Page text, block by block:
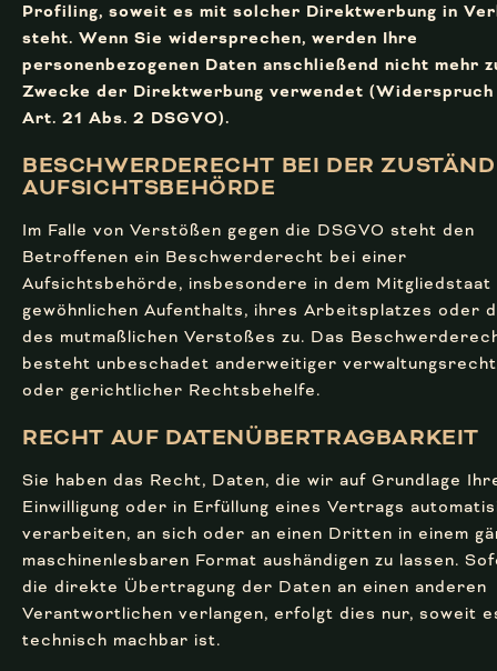
Profiling, soweit es mit solcher Direktwerbung in
steht. Wenn Sie widersprechen, werden Ihre
personenbezogenen Daten anschließend nicht mehr
Zwecke der Direktwerbung verwendet (Widerspruch
Art. 21 Abs. 2 DSGVO).
BESCHWERDE­RECHT BEI DER
AUFSICHTS­BEHÖRDE
Im Falle von Verstößen gegen die DSGVO steht den
Betroffenen ein Beschwerderecht bei einer
Aufsichtsbehörde, insbesondere in dem Mitgliedstaat
gewöhnlichen Aufenthalts, ihres Arbeitsplatzes oder
des mutmaßlichen Verstoßes zu. Das
besteht unbeschadet anderweitiger
oder gerichtlicher Rechtsbehelfe.
RECHT AUF DATEN­ÜBERTRAG­BARKEIT
Sie haben das Recht, Daten, die wir auf Grundlage
Einwilligung oder in Erfüllung eines Vertrags
verarbeiten, an sich oder an einen Dritten in einem
maschinenlesbaren Format aushändigen zu lassen.
die direkte Übertragung der Daten an einen anderen
Verantwortlichen verlangen, erfolgt dies nur, soweit
technisch machbar ist.